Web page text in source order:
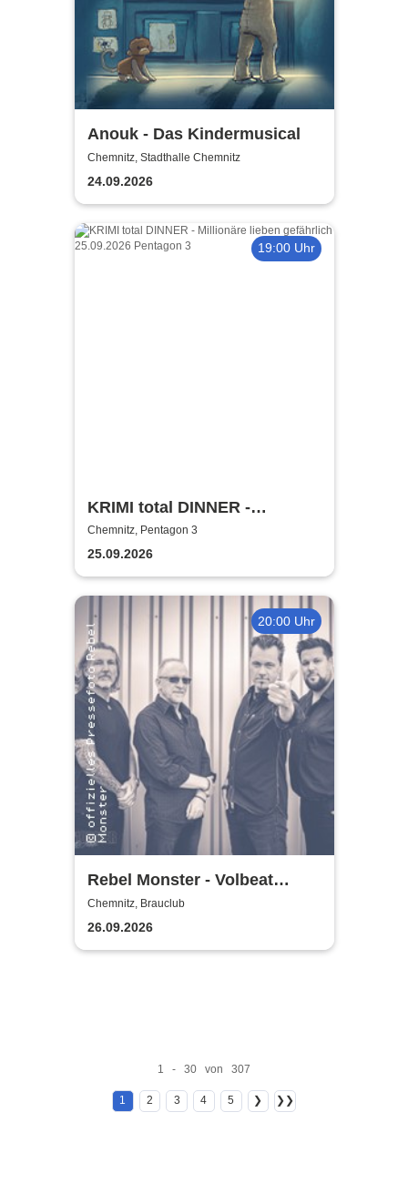
Anouk - Das Kindermusical
Chemnitz, Stadthalle Chemnitz
24.09.2026
19:00 Uhr
KRIMI total DINNER -
Millionäre lieben gefährlich
Chemnitz, Pentagon 3
25.09.2026
20:00 Uhr
Rebel Monster - Volbeat
Tribute
Chemnitz, Brauclub
26.09.2026
1 - 30 von 307
1 2 3 4 5 ❯ ❯❯